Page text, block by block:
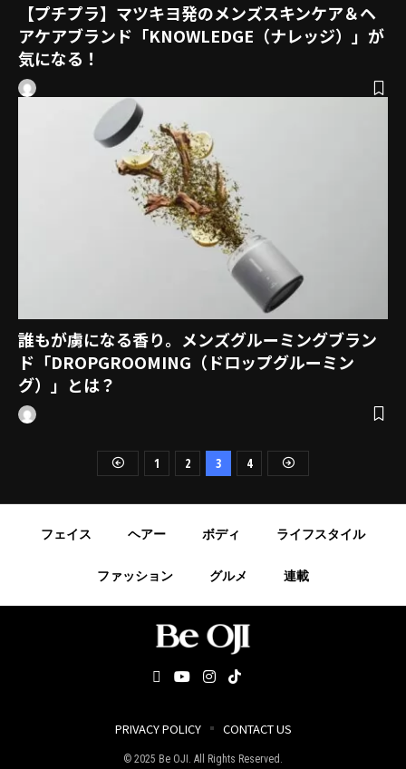
【プチプラ】マツキヨ発のメンズスキンケア＆ヘ
アケアブランド「KNOWLEDGE（ナレッジ）」が
気になる！
誰もが虜になる香り。メンズグルーミングブラン
ド「DROPGROOMING（ドロップグルーミン
グ）」とは？
1 2 3 4
フェイス ヘアー ボディ ライフスタイル
ファッション グルメ 連載
© 2025 Be OJI. All Rights Reserved.
PRIVACY POLICY CONTACT US